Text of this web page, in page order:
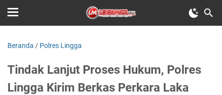
Beranda / Polres Lingga
Tindak Lanjut Proses Hukum, Polres
Lingga Kirim Berkas Perkara Laka